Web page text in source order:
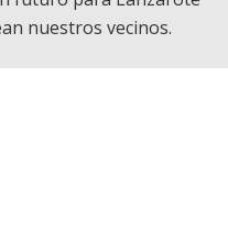
nuestros vecinos.